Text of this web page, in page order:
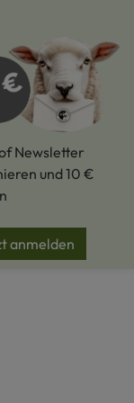
im Schatten
und
Handtuch
Newsletter
und 10 €
anmelden